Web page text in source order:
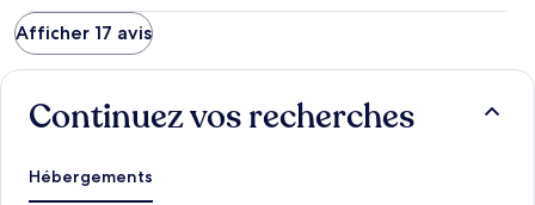
Afficher 17 avis
Continuez vos recherches
Hébergements